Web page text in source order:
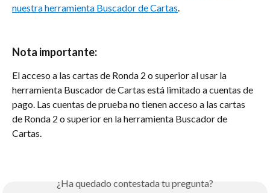
nuestra herramienta Buscador de Cartas.
Nota importante:
El acceso a las cartas de Ronda 2 o superior al usar la
herramienta Buscador de Cartas está limitado a cuentas de
pago. Las cuentas de prueba no tienen acceso a las cartas
de Ronda 2 o superior en la herramienta Buscador de
Cartas.
¿Ha quedado contestada tu pregunta?